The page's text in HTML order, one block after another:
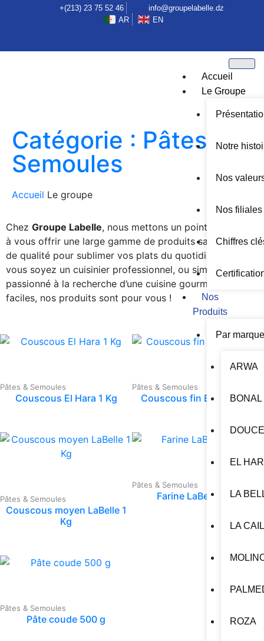
+(213) 23 75 52 46
info@groupelabelle.dz
AR
EN
Accueil
Le Groupe
Notre
Nos
Nos filiales
Chiffres
Nos
Produits
Par
ARWA
BONAL
EL
LA
LA
ROZA
Catégorie : Pâtes &
Semoules
Accueil Le groupe
Chez Groupe Labelle, nous mettons un point d’honneur
à vous offrir une large gamme de produits savoureux et
de qualité pour sublimer vos plats du quotidien. Que
vous soyez un cuisinier professionnel, ou simplement un
passionné à la recherche d’une cuisine gourmandes et
faciles, nos produits sont pour vous !
Pâtes & Semoules
Couscous El Hara 1 Kg
Pâtes & Semoules
Couscous fin El hara 1 Kg
Pâtes & Semoules
Couscous moyen LaBelle 1
Kg
Pâtes & Semoules
Farine LaBelle 1 Kg
Pâtes & Semoules
Pâte coude 500 g